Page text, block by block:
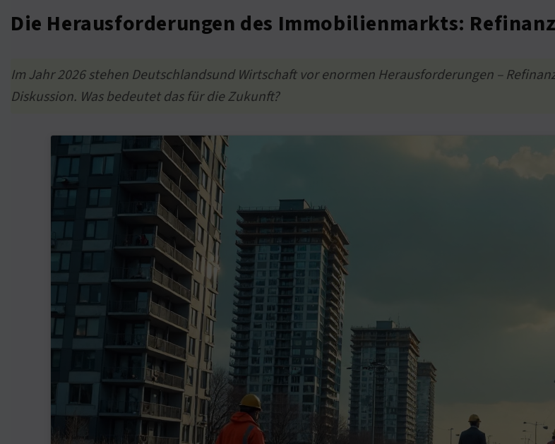
Die Herausforderungen des Immobilienmarkts:
Im Jahr 2026 stehen Deutschlandsund Wirtschaft vor enormen Herausforderungen –
Diskussion. Was bedeutet das für die Zukunft?